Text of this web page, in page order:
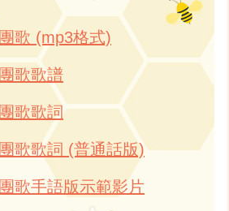
歌 (mp3格式)
歌歌譜
歌歌詞
歌歌詞 (普通話版)
歌手語版示範影片